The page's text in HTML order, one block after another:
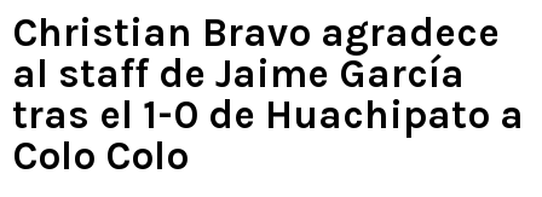
Christian Bravo agradece
al staff de Jaime García
tras el 1-0 de Huachipato a
Colo Colo